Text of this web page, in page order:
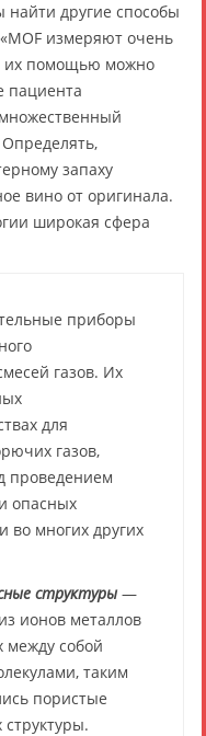
другие способы
измеряют очень
их помощью можно
пациента
запаху
вино от оригинала.
широкая сфера
приборы
газов. Их
для
газов,
проведением
опасных
во многих других
структуры—
ионов металлов
между собой
таким
пористые